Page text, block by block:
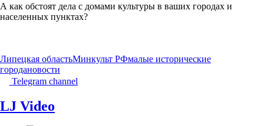
А как обстоят дела с домами культуры в ваших городах и
населенных пунктах?
Липецкая областьМинкульт РФмалые исторические
городановости
Telegram channel
LJ Video